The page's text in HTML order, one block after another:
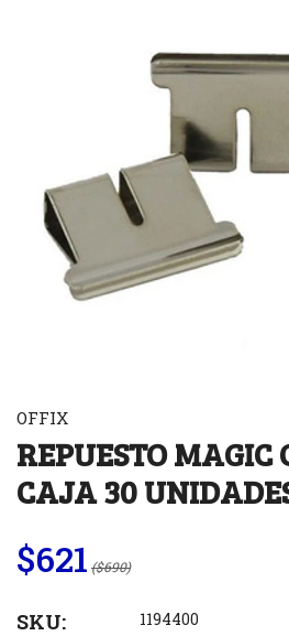
OFFIX
REPUESTO
CAJA 30
$621 ($690)
SKU: 1194400